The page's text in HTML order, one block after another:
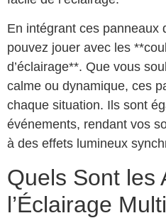
En intégrant ces panneaux
pouvez jouer avec les
d’éclairage**. Que vous
calme ou dynamique, ces
chaque situation. Ils sont
événements, rendant vos
à des effets lumineux
Quels Sont les
l’Éclairage